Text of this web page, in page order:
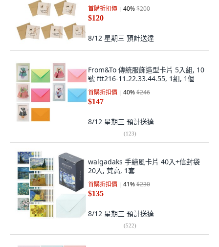
首購折扣價 40%$200
$120
8/12 星期三 預計送達
From&To 傳統服飾造型卡片 5入組, 10
號 ftt216-11.22.33.44.55, 1組, 1個
首購折扣價 40%$246
$147
8/12 星期三 預計送達
(123)
walgadaks 手繪風卡片 40入+信封袋
20入, 梵高, 1套
首購折扣價 41%$230
$135
8/12 星期三 預計送達
(522)